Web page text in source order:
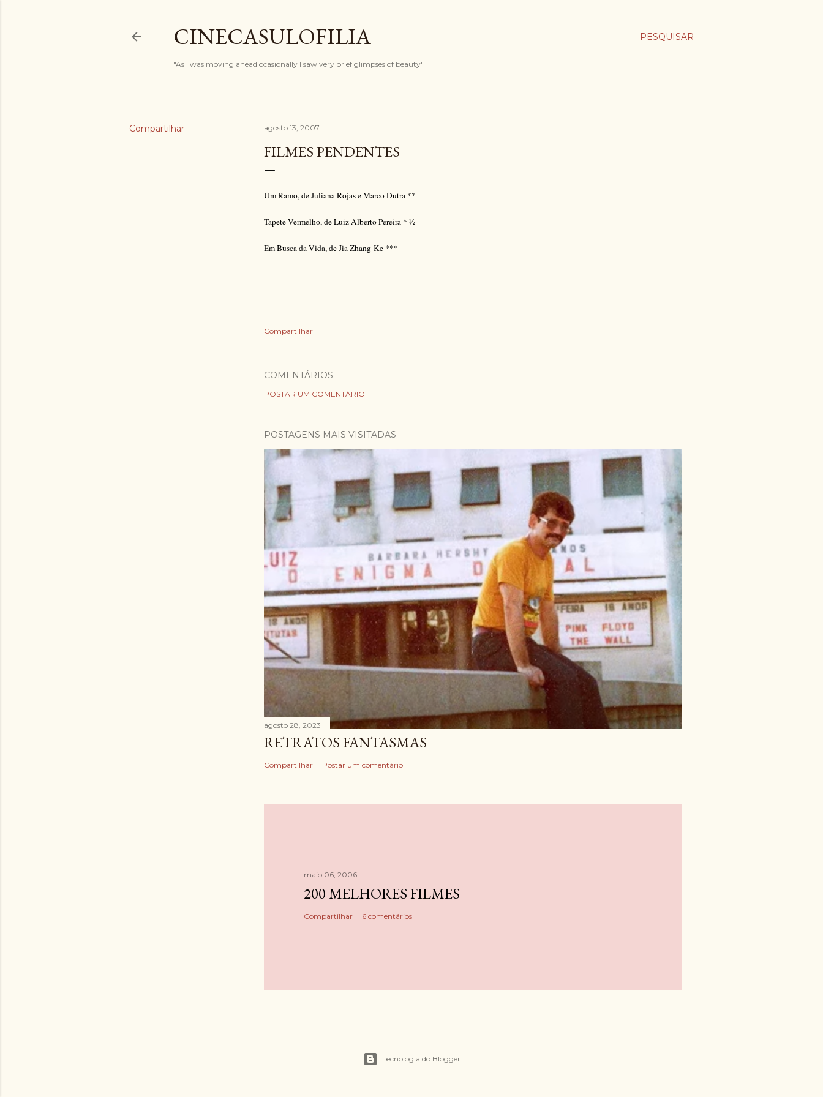
PESQUISAR
CINECASULOFILIA
"As I was moving ahead ocasionally I saw very brief glimpses of beauty"
Compartilhar agosto 13, 2007
FILMES PENDENTES
Um Ramo, de Juliana Rojas e Marco Dutra **
Tapete Vermelho, de Luiz Alberto Pereira * ½
Em Busca da Vida, de Jia Zhang-Ke ***
Compartilhar
COMENTÁRIOS
POSTAR UM COMENTÁRIO
POSTAGENS MAIS VISITADAS
agosto 28, 2023
RETRATOS FANTASMAS
Compartilhar Postar um comentário
maio 06, 2006
200 MELHORES FILMES
Compartilhar 6 comentários
Tecnologia do Blogger